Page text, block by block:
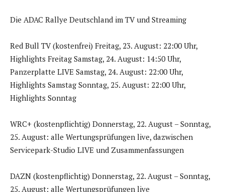
Die ADAC Rallye Deutschland im TV und Streaming
Red Bull TV (kostenfrei) Freitag, 23. August: 22:00 Uhr,
Highlights Freitag Samstag, 24. August: 14:50 Uhr,
Panzerplatte LIVE Samstag, 24. August: 22:00 Uhr,
Highlights Samstag Sonntag, 25. August: 22:00 Uhr,
Highlights Sonntag
WRC+ (kostenpflichtig) Donnerstag, 22. August – Sonntag,
25. August: alle Wertungsprüfungen live, dazwischen
Servicepark-Studio LIVE und Zusammenfassungen
DAZN (kostenpflichtig) Donnerstag, 22. August – Sonntag,
25. August: alle Wertungsprüfungen live